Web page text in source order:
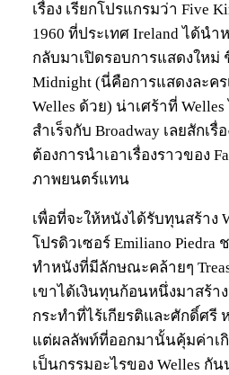
เรื่อง เรียกโปรแกรมว่า Five
1960 ที่ประเทศ Ireland ได้น
กลับมาเปิดรอบการแสดงใหม่
Midnight (นี่คือการแสดงละคร
Welles ด้วย) น่าเศร้าที่
สำเร็จกับ Broadway เลยสักเรื่
ต้องการนำเอาเรื่องราวของ
ภาพยนตร์แทน
เพื่อที่จะให้หนังได้รับทุนสร้าง
โปรดิวเซอร์ Emiliano Piedra
ทำหนังที่มีลักษณะคล้ายๆ
เขาได้เงินทุนก้อนหนึ่งมาสร้า
กระทำที่ไร้เกียรติและศักดิ์ศรี
แต่ผลลัพท์ที่ออกมานั้นคุ้มค่าเ
เป็นกรรมอะไรของ Welles กัน